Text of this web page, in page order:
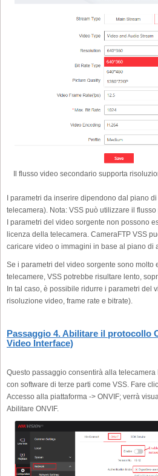
Il flusso video secondario supporta
I parametri da inserire dipendono dal piano
telecamera). Nota: VSS può utilizzare il
I parametri del video sorgente non possono
licenza della telecamera. CameraFTP VSS
caricare video o immagini in base al piano di
Se i parametri del video sorgente sono molto
telecamere, VSS potrebbe risultare lento,
In tal caso, è possibile ridurre i parametri del
risoluzione video, frame rate e bitrate).
Passaggio 4. Abilitare il protocollo
Video Interface)
Questo passaggio consentirà alla
con software di terze parti come VSS. Fare
Accesso alla piattaforma -> ONVIF; verrà
Abilitare ONVIF.